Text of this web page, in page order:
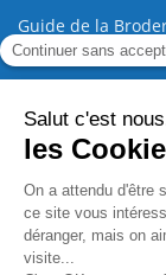
Guide de la
Commande